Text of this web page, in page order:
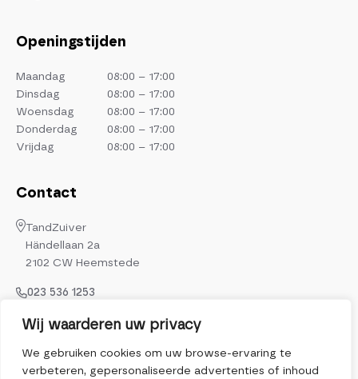
Wij waarderen uw privacy
We gebruiken cookies om uw browse-ervaring te
verbeteren, gepersonaliseerde advertenties of inhoud
Openingstijden
Maandag
08:00 – 17:00
Dinsdag
08:00 – 17:00
Woensdag
08:00 – 17:00
Donderdag
08:00 – 17:00
Vrijdag
08:00 – 17:00
Contact
TandZuiver
Händellaan 2a
2102 CW Heemstede
023 536 1253
Volg ons op